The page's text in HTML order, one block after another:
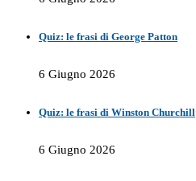
Quiz: le frasi di George Patton
6 Giugno 2026
Quiz: le frasi di Winston Churchill
6 Giugno 2026